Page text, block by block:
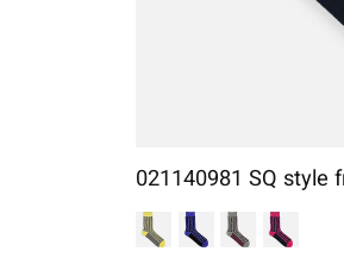
021140981 SQ style